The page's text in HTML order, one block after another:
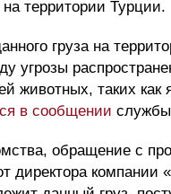
территории Турции.
груза на
угрозы
животных, таких как
в сообщении
обращение с
директора компании